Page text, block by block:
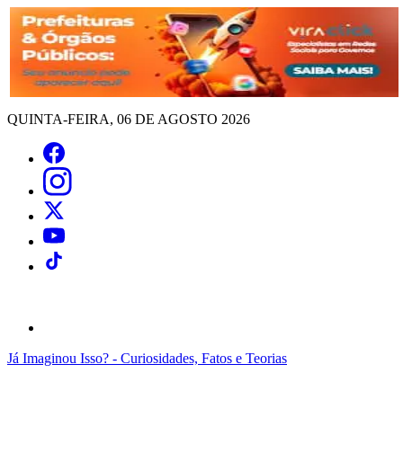
QUINTA-FEIRA, 06 DE AGOSTO 2026
Já Imaginou Isso? - Curiosidades, Fatos e Teorias